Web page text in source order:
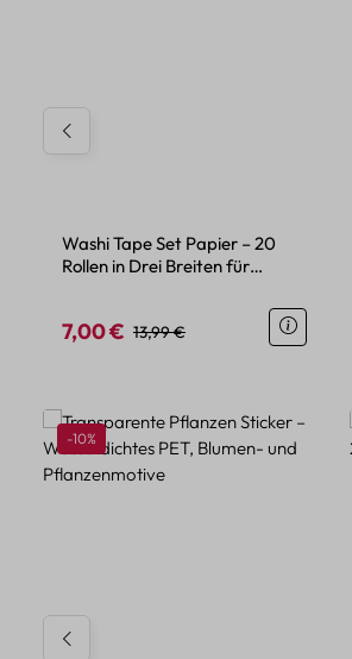
Washi Tape Set Papier – 20
Rollen in Drei Breiten für
Verkaufspreis:
7,00 € Regulärer Preis:
13,99 €
Produktgalerie überspringen
Rabatt
-10%